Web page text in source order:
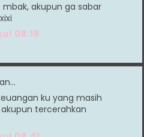
akupun ga sabar
08.19
ku yang masih
tercerahkan